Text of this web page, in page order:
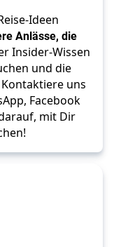
Ideen
Anlässe, die
Insider-Wissen
und die
uns
Facebook
mit Dir